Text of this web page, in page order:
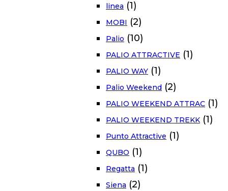
linea (1)
MOBI (2)
Palio (10)
PALIO ATTRACTIVE (1)
PALIO WAY (1)
Palio Weekend (2)
PALIO WEEKEND ATTRAC (1)
PALIO WEEKEND TREKK (1)
Punto Attractive (1)
QUBO (1)
Regatta (1)
Siena (2)